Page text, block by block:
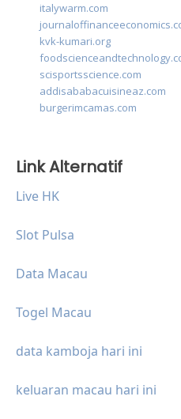
italywarm.com
kvk-kumari.org
scisportsscience.com
addisababacuisineaz.com
burgerimcamas.com
Link Alternatif
Live HK
Slot Pulsa
Data Macau
Togel Macau
data kamboja hari ini
keluaran macau hari ini